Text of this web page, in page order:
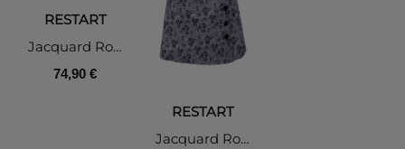
RESTART
Jacquard Rock, braun
74,90 €
RESTART
Jacquard Rock, blau